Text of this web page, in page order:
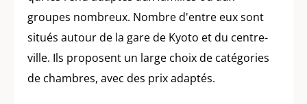
groupes nombreux. Nombre d'entre eux sont
situés autour de la gare de Kyoto et du centre-
ville. Ils proposent un large choix de catégories
de chambres, avec des prix adaptés.